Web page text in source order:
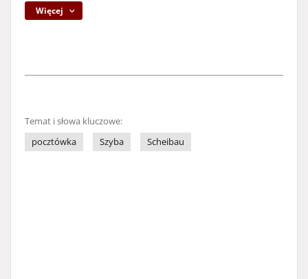
Więcej
Temat i słowa kluczowe:
pocztówka
Szyba Scheibau